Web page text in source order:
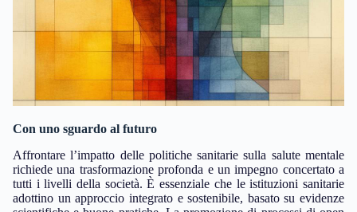
Con uno sguardo al futuro
Affrontare l’impatto delle politiche sanitarie sulla salute mentale
richiede una trasformazione profonda e un impegno concertato a
tutti i livelli della società. È essenziale che le istituzioni sanitarie
adottino un approccio integrato e sostenibile, basato su evidenze